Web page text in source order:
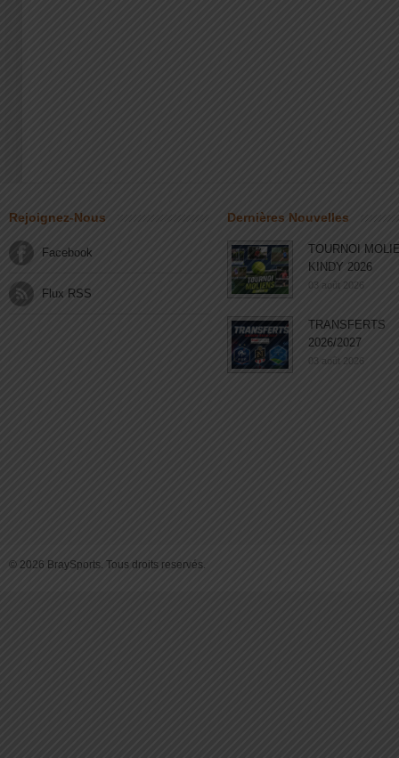
Rejoignez-Nous
Facebook
Flux RSS
Dernières Nouvelles
TOURNOI
KINDY 2026
03 août 2026
TRANSFERTS
2026/2027
03 août 2026
© 2026 BraySports. Tous droits reservés.